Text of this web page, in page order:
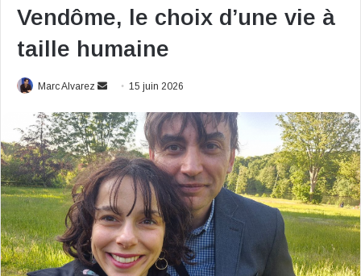
Vendôme, le choix d’une vie à
taille humaine
Marc Alvarez
Envoyer
courriel
15 juin 2026